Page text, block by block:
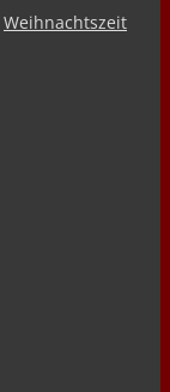
Weihnachtszeit